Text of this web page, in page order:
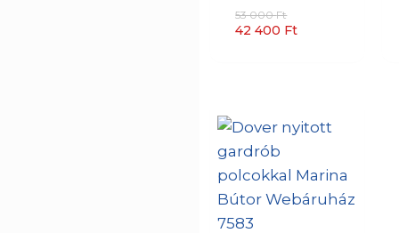
53 000Ft
42 400 Ft